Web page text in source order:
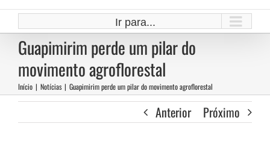
Ir para...
Guapimirim perde um pilar do
movimento agroflorestal
Início | Notícias | Guapimirim perde um pilar do movimento agroflorestal
Anterior Próximo